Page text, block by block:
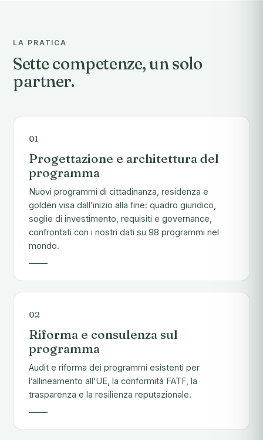
LA PRATICA
Sette competenze, un solo
partner.
01
Progettazione e architettura del
programma
Nuovi programmi di cittadinanza, residenza e
golden visa dall’inizio alla fine: quadro giuridico,
soglie di investimento, requisiti e governance,
confrontati con i nostri dati su 98 programmi nel
mondo.
02
Riforma e consulenza sul
programma
Audit e riforma dei programmi esistenti per
l’allineamento all’UE, la conformità FATF, la
trasparenza e la resilienza reputazionale.